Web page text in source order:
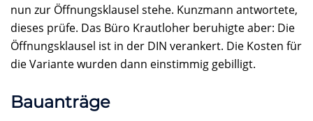
nun zur Öffnungsklausel stehe. Kunzmann antwortete,
dieses prüfe. Das Büro Krautloher beruhigte aber: Die
Öffnungsklausel ist in der DIN verankert. Die Kosten für
die Variante wurden dann einstimmig gebilligt.
Bauanträge